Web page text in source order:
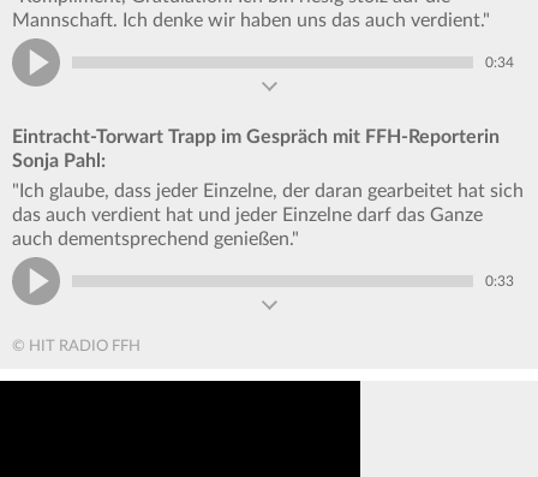
Mannschaft. Ich denke wir haben uns das auch verdient."
0:34
Eintracht-Torwart Trapp im Gespräch mit FFH-Reporterin
Sonja Pahl:
"Ich glaube, dass jeder Einzelne, der daran gearbeitet hat sich
das auch verdient hat und jeder Einzelne darf das Ganze
auch dementsprechend genießen."
0:33
© HIT RADIO FFH